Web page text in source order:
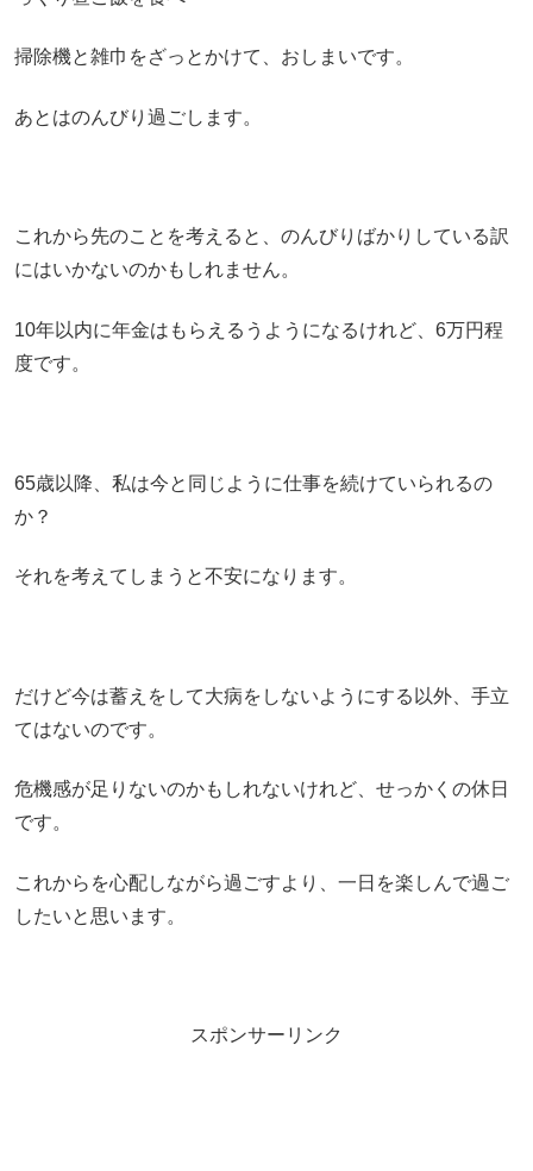
掃除機と雑巾をざっとかけて、おしまいです。
あとはのんびり過ごします。
これから先のことを考えると、のんびりばかりしている訳
にはいかないのかもしれません。
10年以内に年金はもらえるうようになるけれど、6万円程
度です。
65歳以降、私は今と同じように仕事を続けていられるの
か？
それを考えてしまうと不安になります。
だけど今は蓄えをして大病をしないようにする以外、手立
てはないのです。
危機感が足りないのかもしれないけれど、せっかくの休日
です。
これからを心配しながら過ごすより、一日を楽しんで過ご
したいと思います。
スポンサーリンク